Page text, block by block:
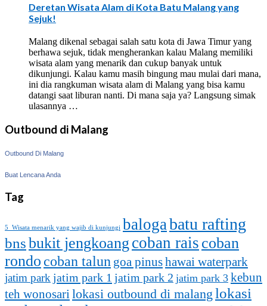
Deretan Wisata Alam di Kota Batu Malang yang
Sejuk!
Malang dikenal sebagai salah satu kota di Jawa Timur yang
berhawa sejuk, tidak mengherankan kalau Malang memiliki
wisata alam yang menarik dan cukup banyak untuk
dikunjungi. Kalau kamu masih bingung mau mulai dari mana,
ini dia rangkuman wisata alam di Malang yang bisa kamu
datangi saat liburan nanti. Di mana saja ya? Langsung simak
ulasannya …
Outbound di Malang
Outbound Di Malang
Buat Lencana Anda
Tag
5 Wisata menarik yang wajib di kunjungi balogabatu rafting
bnsbukit jengkoang coban rais coban
rondo coban talun goa pinushawai waterpark
jatim park jatim park 1 jatim park 2 jatim park 3 kebun
teh wonosarilokasi outbound di malang lokasi